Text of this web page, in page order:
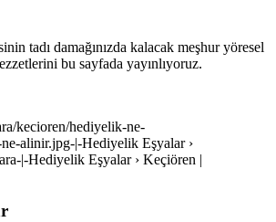
tadı damağınızda kalacak meşhur yöresel
bu sayfada yayınlıyoruz.
kecioren/hediyelik-ne-
alinir.jpg-|-Hediyelik Eşyalar ›
|-Hediyelik Eşyalar › Keçiören |